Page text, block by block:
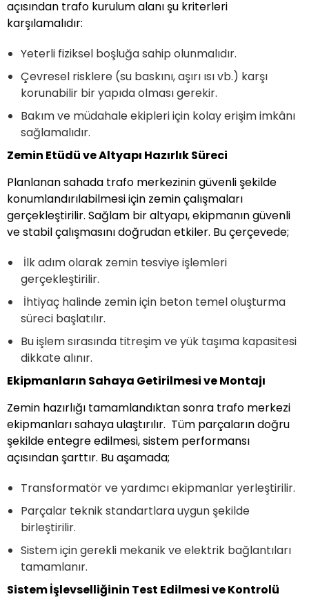
açısından trafo kurulum alanı şu kriterleri
karşılamalıdır:
Yeterli fiziksel boşluğa sahip olunmalıdır.
Çevresel risklere (su baskını, aşırı ısı vb.) karşı
korunabilir bir yapıda olması gerekir.
Bakım ve müdahale ekipleri için kolay erişim imkânı
sağlamalıdır.
Zemin Etüdü ve Altyapı Hazırlık Süreci
Planlanan sahada trafo merkezinin güvenli şekilde
konumlandırılabilmesi için zemin çalışmaları
gerçekleştirilir. Sağlam bir altyapı, ekipmanın güvenli
ve stabil çalışmasını doğrudan etkiler. Bu çerçevede;
İlk adım olarak zemin tesviye işlemleri
gerçekleştirilir.
İhtiyaç halinde zemin için beton temel oluşturma
süreci başlatılır.
Bu işlem sırasında titreşim ve yük taşıma kapasitesi
dikkate alınır.
Ekipmanların Sahaya Getirilmesi ve Montajı
Zemin hazırlığı tamamlandıktan sonra trafo merkezi
ekipmanları sahaya ulaştırılır. Tüm parçaların doğru
şekilde entegre edilmesi, sistem performansı
açısından şarttır. Bu aşamada;
Transformatör ve yardımcı ekipmanlar yerleştirilir.
Parçalar teknik standartlara uygun şekilde
birleştirilir.
Sistem için gerekli mekanik ve elektrik bağlantıları
tamamlanır.
Sistem İşlevselliğinin Test Edilmesi ve Kontrolü